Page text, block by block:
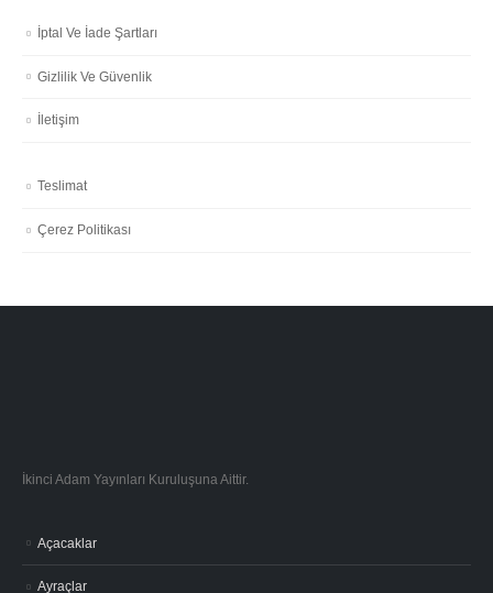
İptal Ve İade Şartları
Gizlilik Ve Güvenlik
İletişim
Teslimat
Çerez Politikası
İkinci Adam Yayınları Kuruluşuna Aittir.
Açacaklar
Ayraçlar